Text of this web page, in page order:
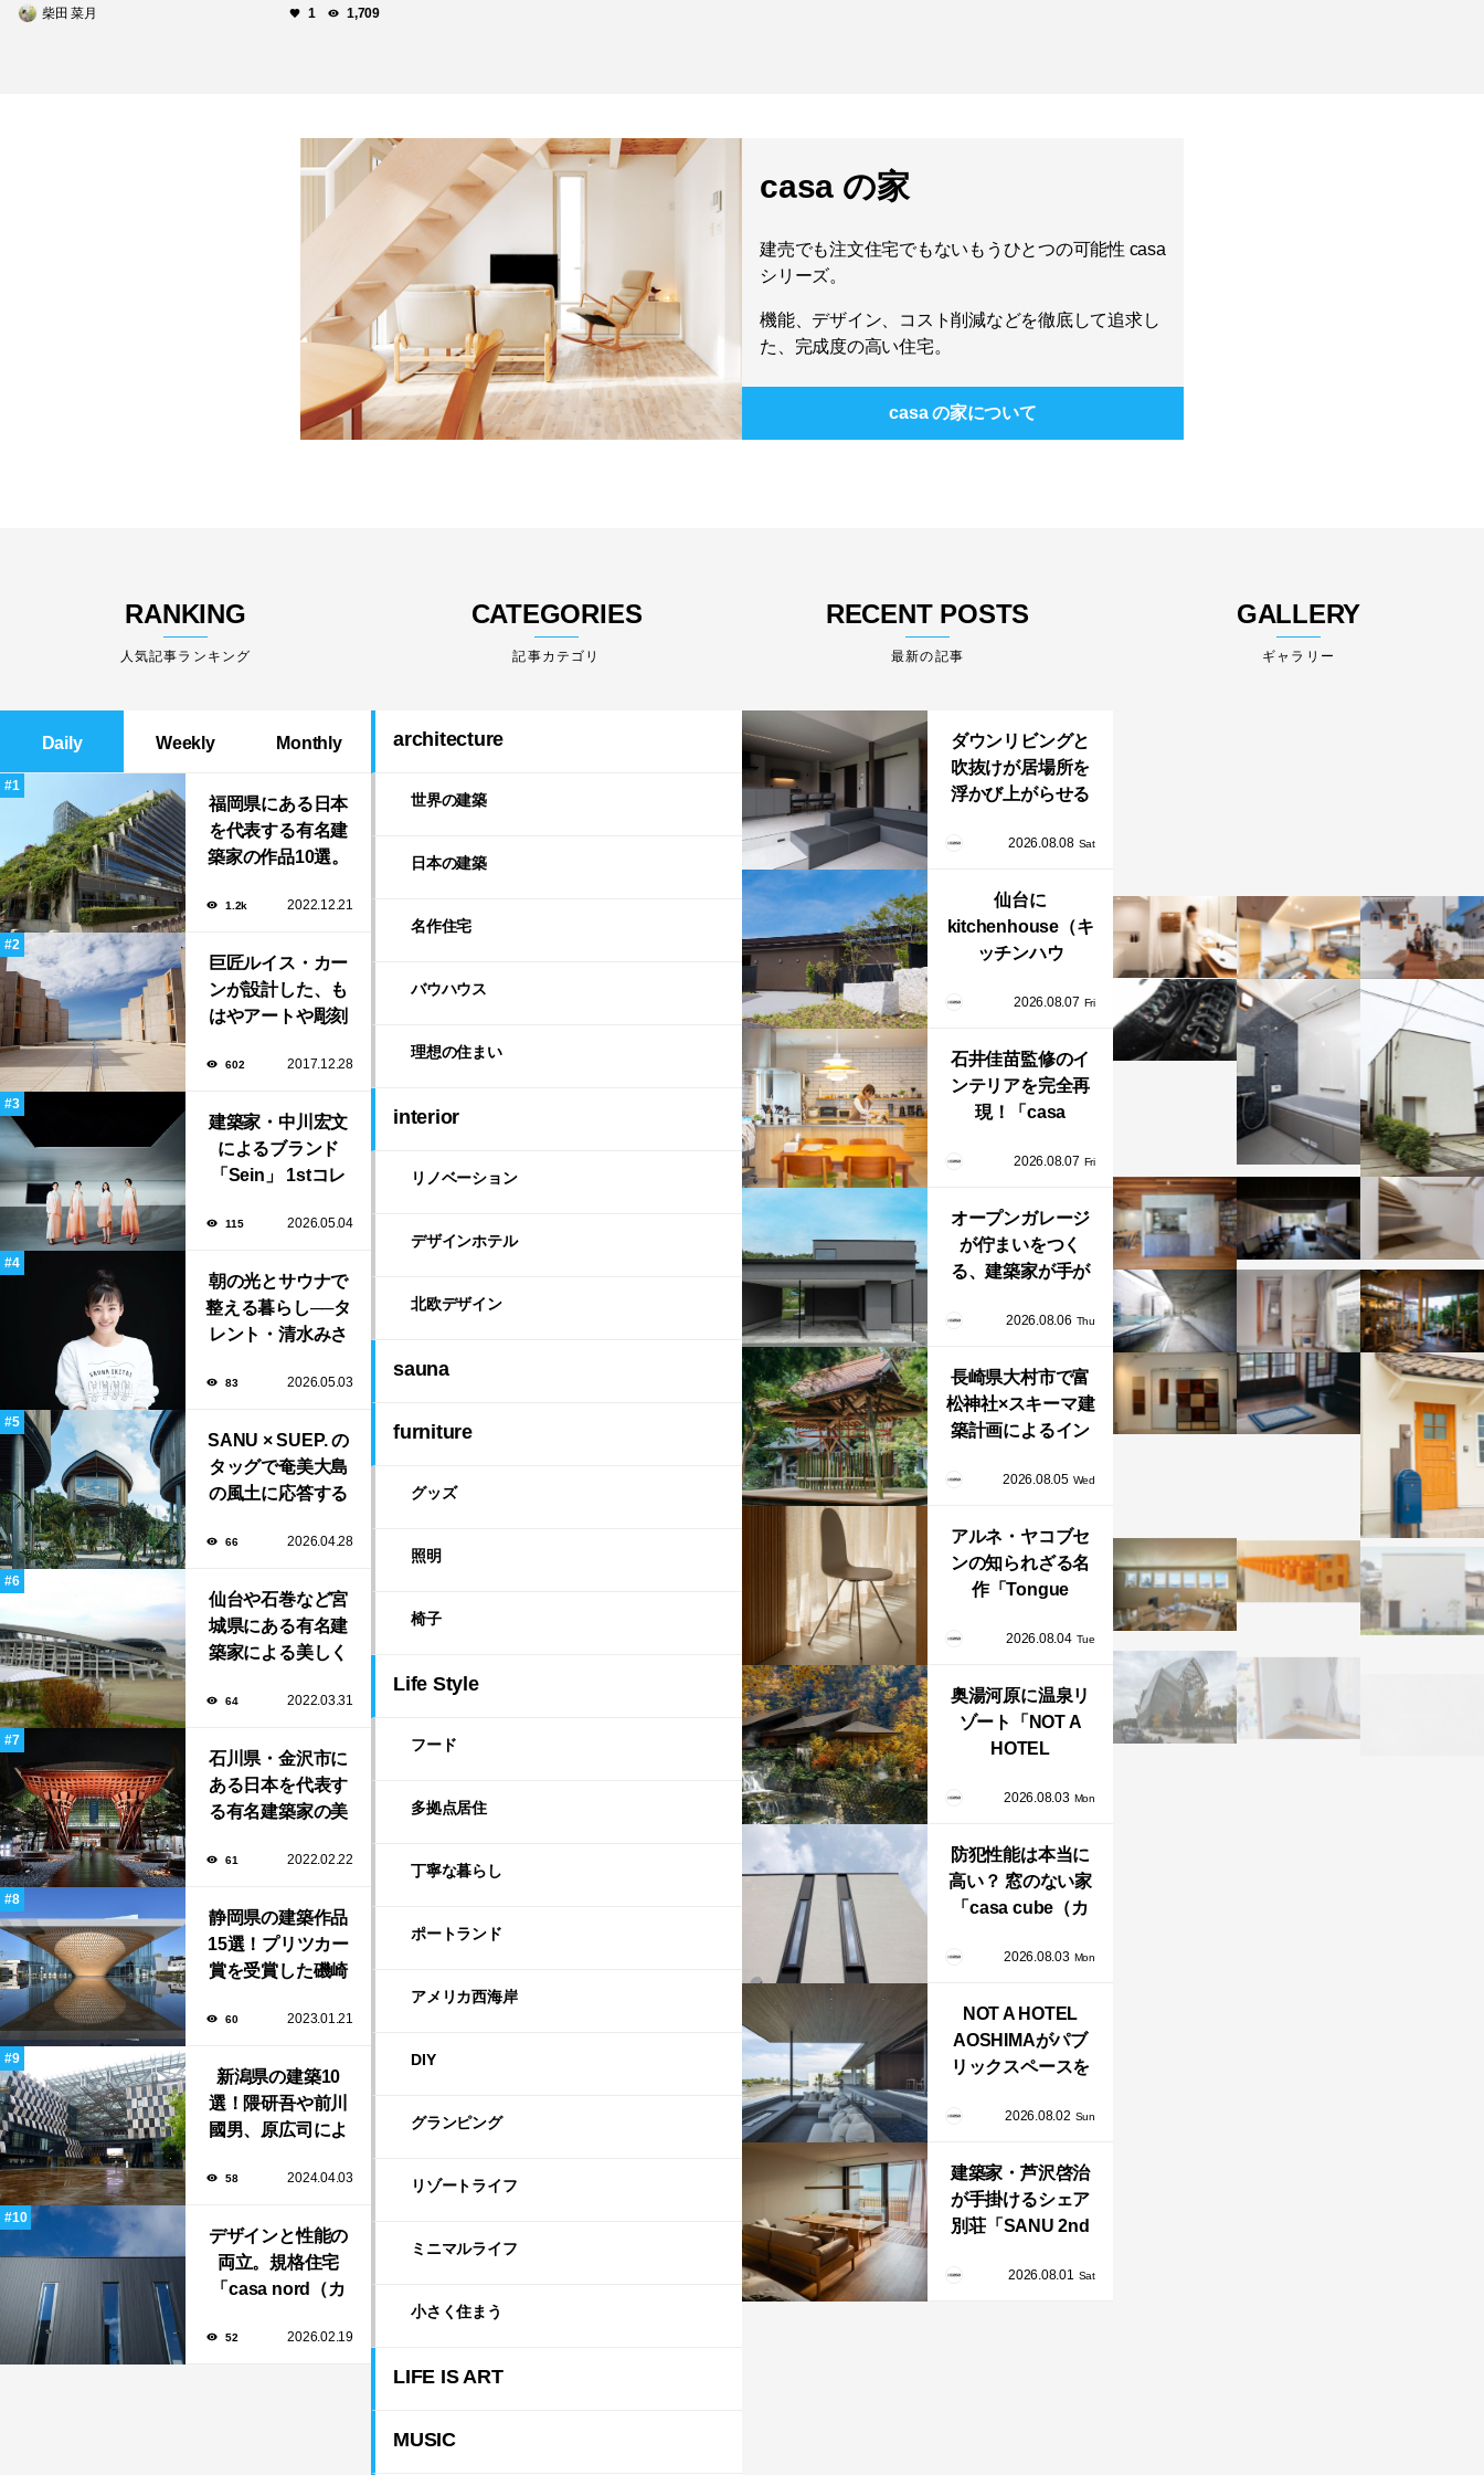
柴田 菜月 1 1,709
casa の家
建売でも注文住宅でもないもうひとつの可能性 casa
シリーズ。
機能、デザイン、コスト削減などを徹底して追求し
た、完成度の高い住宅。
casa の家について
RANKING
人気記事ランキング
Daily Weekly Monthly
福岡県にある日本
を代表する有名建
築家の作品10選。
タバから磯崎新に
1.2k 2022.12.21
巨匠ルイス・カー
ンが設計した、も
はやアートや彫刻
研究所」。
602 2017.12.28
建築家・中川宏文
によるブランド
「Sein」 1stコレ
表参道にて開催！
115 2026.05.04
朝の光とサウナで
整える暮らし──タ
レント・清水みさ
持ちいい暮らし”
83 2026.05.03
SANU × SUEP. の
タッグで奄美大島
の風土に応答する
成！
66 2026.04.28
仙台や石巻など宮
城県にある有名建
築家による美しく
品13選
64 2022.03.31
石川県・金沢市に
ある日本を代表す
る有名建築家の美
61 2022.02.22
静岡県の建築作品
15選！プリツカー
賞を受賞した磯崎
建築家が手掛けた
数！
60 2023.01.21
新潟県の建築10
選！隈研吾や前川
國男、原広司によ
染む至極の建築揃
58 2024.04.03
デザインと性能の
両立。規格住宅
「casa nord（カ
のスリット窓に隠
52 2026.02.19
CATEGORIES
architecture
世界の建築
日本の建築
名作住宅
バウハウス
理想の住まい
interior
リノベーション
デザインホテル
北欧デザイン
sauna
furniture
グッズ
照明
椅子
Life Style
フード
多拠点居住
丁寧な暮らし
ポートランド
アメリカ西海岸
DIY
グランピング
リゾートライフ
ミニマルライフ
小さく住まう
LIFE IS ART
MUSIC
RECENT POSTS
最新の記事
ダウンリビングと
吹抜けが居場所を
浮かび上がらせる
上がる住まい」の
2026.08.08 Sat
仙台に
kitchenhouse（キ
ッチンハウ
（グラフテクト）
型ショールームが
オープン！
2026.08.07 Fri
石井佳苗監修のイ
ンテリアを完全再
現！「casa
リンネル）」で叶
ルな部屋づくり。
2026.08.07 Fri
オープンガレージ
が佇まいをつく
る、建築家が手が
まい「ふわりと浮
い」
2026.08.06 Thu
長崎県大村市で富
松神社×スキーマ建
築計画によるイン
「循環する竹風
2026.08.05 Wed
アルネ・ヤコブセ
ンの知られざる名
作「Tongue
FRITZ HANSENか
本で発売開始！
2026.08.04 Tue
奥湯河原に温泉リ
ゾート「NOT A
HOTEL
誕生！販売を日
始！
2026.08.03 Mon
防犯性能は本当に
高い？ 窓のない家
「casa cube（カ
ブ）」が叶えるプ
感の正体
2026.08.03 Mon
NOT A HOTEL
AOSHIMAがパブ
リックスペースを
「CHILL2.0」
業！
2026.08.02 Sun
建築家・芦沢啓治
が手掛けるシェア
別荘「SANU 2nd
Owners」、新拠点
2026.08.01 Sat
GALLERY
ギャラリー